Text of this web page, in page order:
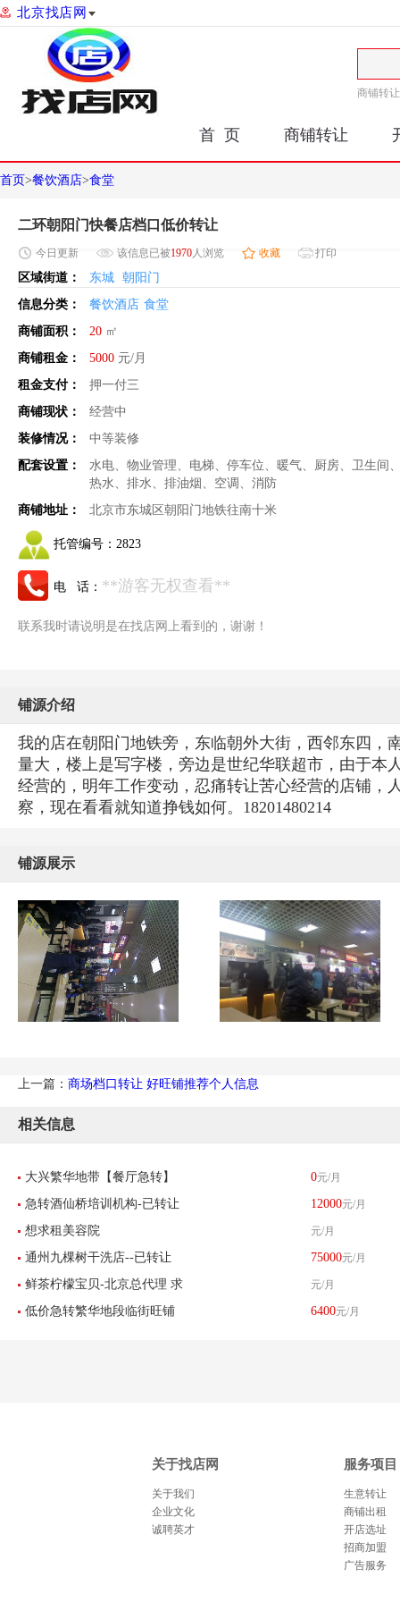
北京找店网
商铺转让
首 页 商铺转让
首页>餐饮酒店>食堂
二环朝阳门快餐店档口低价转让
今日 更新 该信息已被1970人浏览 收藏 打印
区域街道： 东城 朝阳门
信息分类：
餐饮酒店 食堂
商铺面积：
20 ㎡
商铺租金：
5000 元/月
租金支付：
押一付三
商铺现状：
经营中
装修情况：
中等装修
配套设置：
水电、物业管理、电梯、停车位、暖气、厨房、卫生间
热水、排水、排油烟、空调、消防
商铺地址：
北京市东城区朝阳门地铁往南十米
托管编号： 2823
电 话： **游客无权查看**
联系我时请说明是在找店网上看到的，谢谢！
铺源介绍
我的店在朝阳门地铁旁，东临朝外大街，西邻东四，
量大，楼上是写字楼，旁边是世纪华联超市，由于本
经营的，明年工作变动，忍痛转让苦心经营的店铺，
察，现在看看就知道挣钱如何。18201480214
铺源展示
上一篇： 商场档口转让 好旺铺推荐个人信息
相关信息
大兴繁华地带【餐厅急转】
400平米 找店网推荐
0元/月
急转酒仙桥培训机构-已转让 12000元/月
想求租美容院 元/月
通州九棵树干洗店--已转让 75000元/月
鲜茶柠檬宝贝-北京总代理 求
租北京区域8-30平米店铺
元/月
低价急转繁华地段临街旺铺 6400元/月
关于找店网
关于我们
企业文化
诚聘英才
服务项目
生意转让
商铺出租
开店选址
招商加盟
广告服务